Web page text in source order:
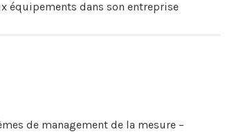
équipements dans son entreprise
de management de la mesure –